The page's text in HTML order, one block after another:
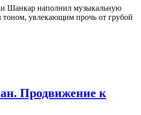
Шанкар наполнил музыкальную
тоном, увлекающим прочь от грубой
Продвижение к